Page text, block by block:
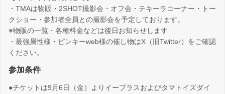
・TMAは物販・2SHOT撮影会・オフ会・テキーラコーナー・トー
クショー・参加者全員との撮影会を予定しております。
※物販の一覧・各種料金などは後日お知らせします
・最強属性様・ピンキーweb様の催し物はX（旧Twitter）をご確認
ください。
参加条件
●チケットは9月6日（金）よりイープラスおよびタマトイズダイ